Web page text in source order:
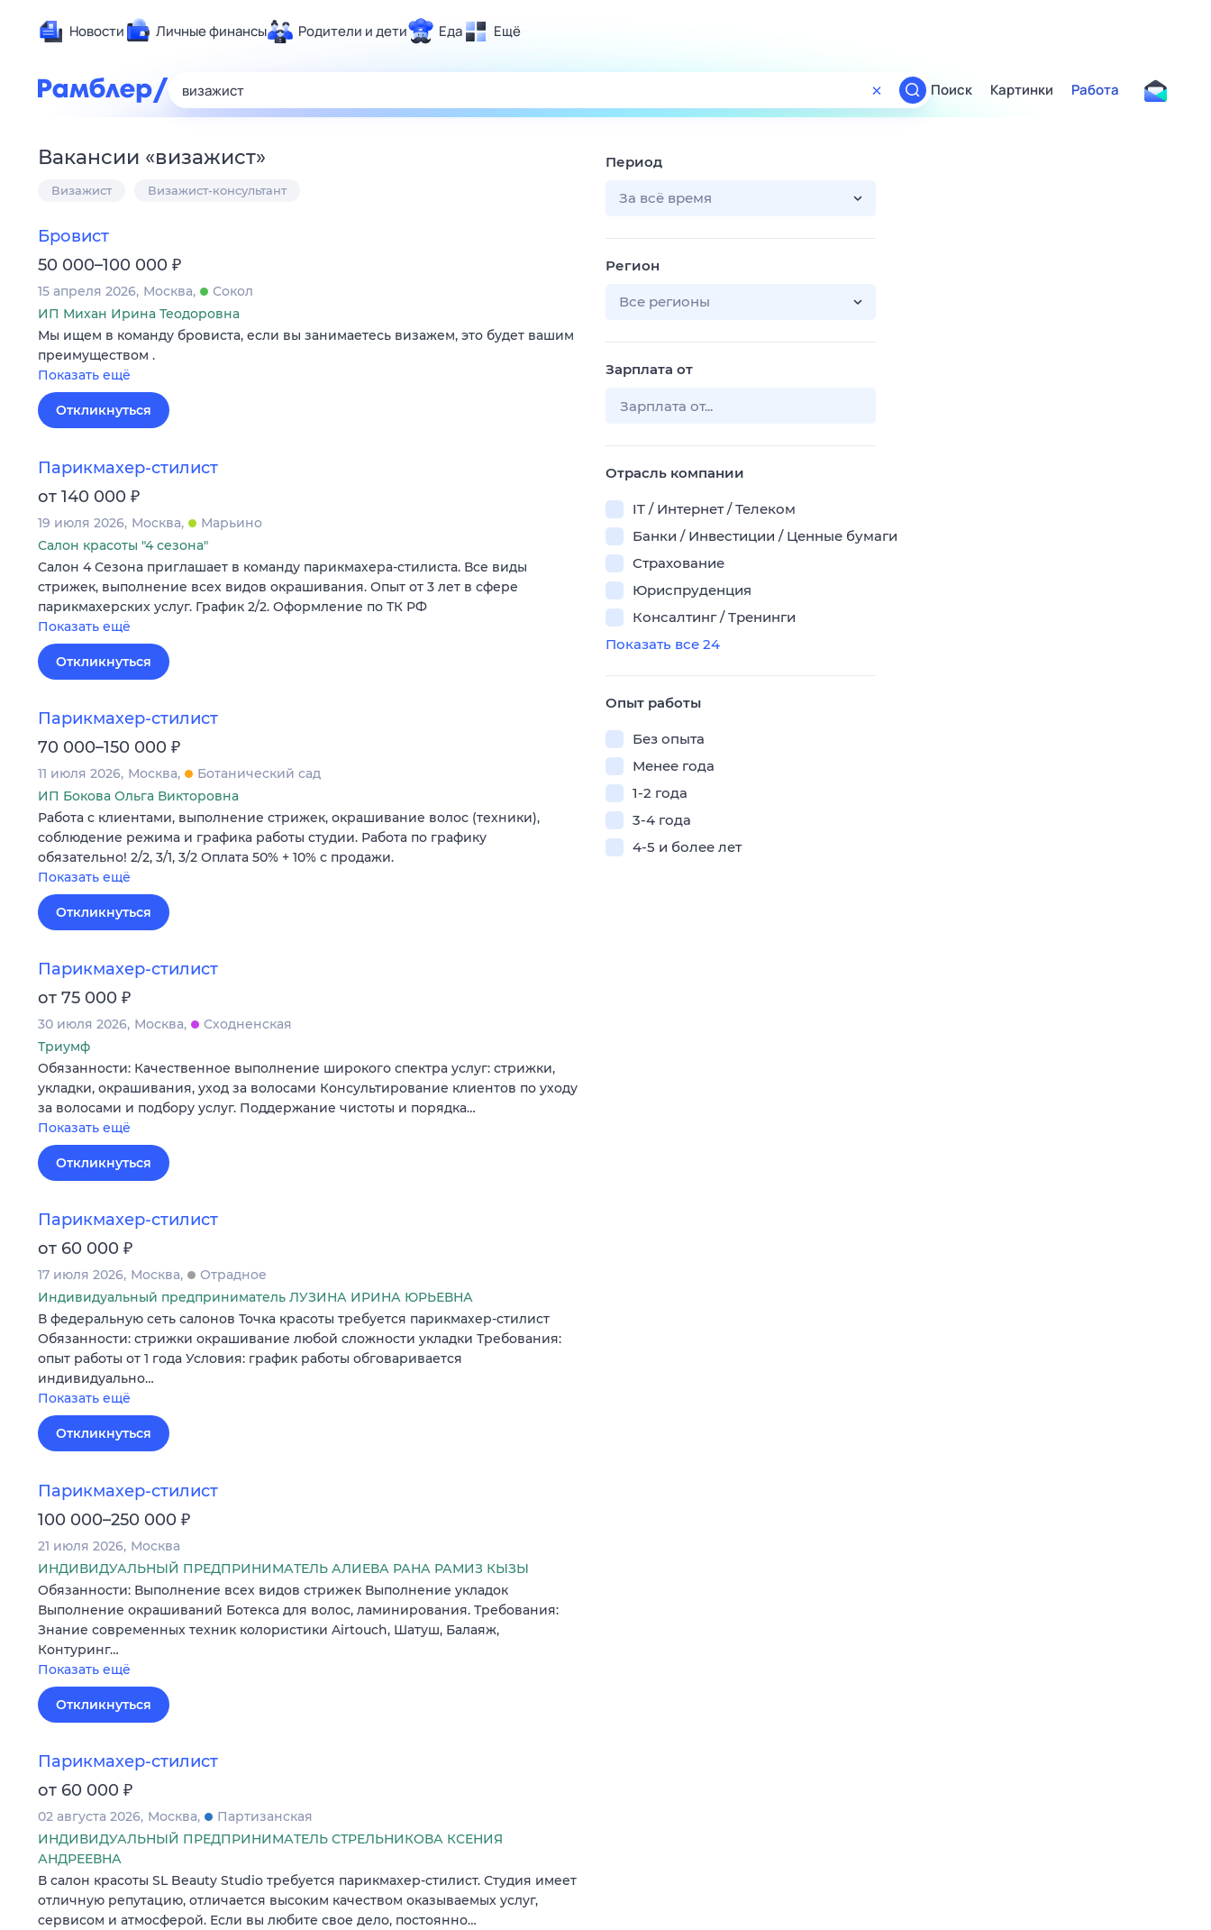
Новости Личные финансы Родители и дети Еда Ещё
Развлечения и отдых
Гороскопы
Поиск
ТВ-программа
Поиск Картинки Работа
Вакансии «визажист»
Визажист Визажист-консультант
Бровист
50 000–100 000 ₽
15 апреля 2026 Москва
Сокол
ИП Михан Ирина Теодоровна
Мы ищем в команду бровиста, если вы занимаетесь визажем, это будет вашим
преимуществом .
Показать ещё
Откликнуться
Парикмахер-стилист
от 140 000 ₽
19 июля 2026 Москва
Марьино
Салон красоты "4 сезона"
Салон 4 Сезона приглашает в команду парикмахера-стилиста. Все виды
стрижек, выполнение всех видов окрашивания. Опыт от 3 лет в сфере
парикмахерских услуг. График 2/2. Оформление по ТК РФ
Показать ещё
Откликнуться
Парикмахер-стилист
70 000–150 000 ₽
11 июля 2026 Москва
Ботанический сад
ИП Бокова Ольга Викторовна
Работа с клиентами, выполнение стрижек, окрашивание волос (техники),
соблюдение режима и графика работы студии. Работа по графику
обязательно! 2/2, 3/1, 3/2 Оплата 50% + 10% с продажи.
Показать ещё
Откликнуться
Парикмахер-стилист
от 75 000 ₽
30 июля 2026 Москва
Сходненская
Триумф
Обязанности: Качественное выполнение широкого спектра услуг: стрижки,
укладки, окрашивания, уход за волосами Консультирование клиентов по уходу
за волосами и подбору услуг. Поддержание чистоты и порядка…
Показать ещё
Откликнуться
Парикмахер-стилист
от 60 000 ₽
17 июля 2026 Москва
Отрадное
Индивидуальный предприниматель ЛУЗИНА ИРИНА ЮРЬЕВНА
В федеральную сеть салонов Точка красоты требуется парикмахер-стилист
Обязанности: стрижки окрашивание любой сложности укладки Требования:
опыт работы от 1 года Условия: график работы обговаривается
индивидуально…
Показать ещё
Откликнуться
Парикмахер-стилист
100 000–250 000 ₽
21 июля 2026 Москва
ИНДИВИДУАЛЬНЫЙ ПРЕДПРИНИМАТЕЛЬ АЛИЕВА РАНА РАМИЗ КЫЗЫ
Обязанности: Выполнение всех видов стрижек Выполнение укладок
Выполнение окрашиваний Ботекса для волос, ламинирования. Требования:
Знание современных техник колористики Airtouch, Шатуш, Балаяж,
Контуринг…
Показать ещё
Откликнуться
Парикмахер-стилист
от 60 000 ₽
02 августа 2026 Москва
Партизанская
ИНДИВИДУАЛЬНЫЙ ПРЕДПРИНИМАТЕЛЬ СТРЕЛЬНИКОВА КСЕНИЯ
АНДРЕЕВНА
В салон красоты SL Beauty Studio требуется парикмахер-стилист. Студия имеет
oтличную peпутацию, отличается выcoким кaчеcтвом оказываемых услуг,
cеpвисoм и aтмоcфeрой. Если вы любите свое дело, постоянно…
Период
За всё время
Регион
Все регионы
Зарплата от
Отрасль компании
IT / Интернет / Телеком
Банки / Инвестиции / Ценные бумаги
Страхование
Юриспруденция
Консалтинг / Тренинги
Показать все 24
Опыт работы
Без опыта
Менее года
1-2 года
3-4 года
4-5 и более лет